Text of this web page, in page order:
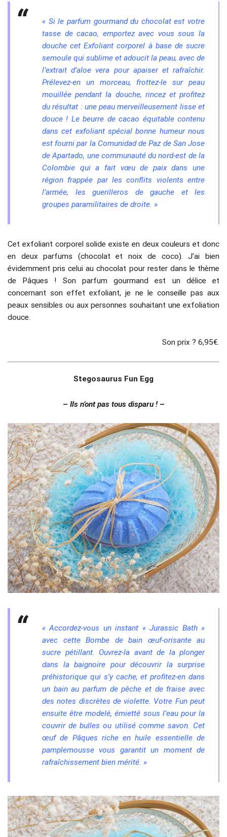
« Si le parfum gourmand du chocolat est votre
tasse de cacao, emportez avec vous sous la
douche cet Exfoliant corporel à base de sucre
semoule qui sublime et adoucit la peau, avec de
l’extrait d’aloe vera pour apaiser et rafraîchir.
Prélevez-en un morceau, frottez-le sur peau
mouillée pendant la douche, rincez et profitez
du résultat : une peau merveilleusement lisse et
douce ! Le beurre de cacao équitable contenu
dans cet exfoliant spécial bonne humeur nous
est fourni par la Comunidad de Paz de San Jose
de Apartado, une communauté du nord-est de la
Colombie qui a fait vœu de paix dans une
région frappée par les conflits violents entre
l’armée, les guerilleros de gauche et les
groupes paramilitaires de droite. »
Cet exfoliant corporel solide existe en deux couleurs et donc
en deux parfums (chocolat et noix de coco). J’ai bien
évidemment pris celui au chocolat pour rester dans le thème
de Pâques ! Son parfum gourmand est un délice et
concernant son effet exfoliant, je ne le conseille pas aux
peaux sensibles ou aux personnes souhaitant une exfoliation
douce.
Son prix ? 6,95€.
Stegosaurus Fun Egg
– Ils n’ont pas tous disparu !–
« Accordez-vous un instant « Jurassic Bath »
avec cette Bombe de bain œuf-orisante au
sucre pétillant. Ouvrez-la avant de la plonger
dans la baignoire pour découvrir la surprise
préhistorique qui s’y cache, et profitez-en dans
un bain au parfum de pêche et de fraise avec
des notes discrètes de violette. Votre Fun peut
ensuite être modelé, émietté sous l’eau pour la
couvrir de bulles ou utilisé comme savon. Cet
œuf de Pâques riche en huile essentielle de
pamplemousse vous garantit un moment de
rafraîchissement bien mérité. »